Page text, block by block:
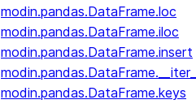
modin.pandas.DataFrame.loc
modin.pandas.DataFrame.iloc
modin.pandas.DataFrame.insert
modin.pandas.DataFrame.keys